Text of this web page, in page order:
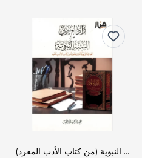
زاد المربي من السنة النبوية (من كتاب الأدب المفرد)